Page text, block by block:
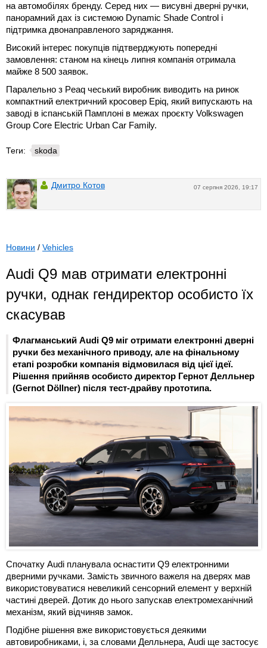
на автомобілях бренду. Серед них — висувні дверні ручки,
панорамний дах із системою Dynamic Shade Control і
підтримка двонаправленого заряджання.
Високий інтерес покупців підтверджують попередні
замовлення: станом на кінець липня компанія отримала
майже 8 500 заявок.
Паралельно з Peaq чеський виробник виводить на ринок
компактний електричний кросовер Epiq, який випускають на
заводі в іспанській Памплоні в межах проєкту Volkswagen
Group Core Electric Urban Car Family.
Теги: skoda
07 серпня 2026, 19:17
Дмитро Котов
Новини / Vehicles
Audi Q9 мав отримати електронні
ручки, однак гендиректор особисто їх
скасував
Флагманський Audi Q9 міг отримати електронні дверні
ручки без механічного приводу, але на фінальному
етапі розробки компанія відмовилася від цієї ідеї.
Рішення прийняв особисто директор Гернот Делльнер
(Gernot Döllner) після тест-драйву прототипа.
Спочатку Audi планувала оснастити Q9 електронними
дверними ручками. Замість звичного важеля на дверях мав
використовуватися невеликий сенсорний елемент у верхній
частині дверей. Дотик до нього запускав електромеханічний
механізм, який відчиняв замок.
Подібне рішення вже використовується деякими
автовиробниками, і, за словами Делльнера, Audi ще застосує